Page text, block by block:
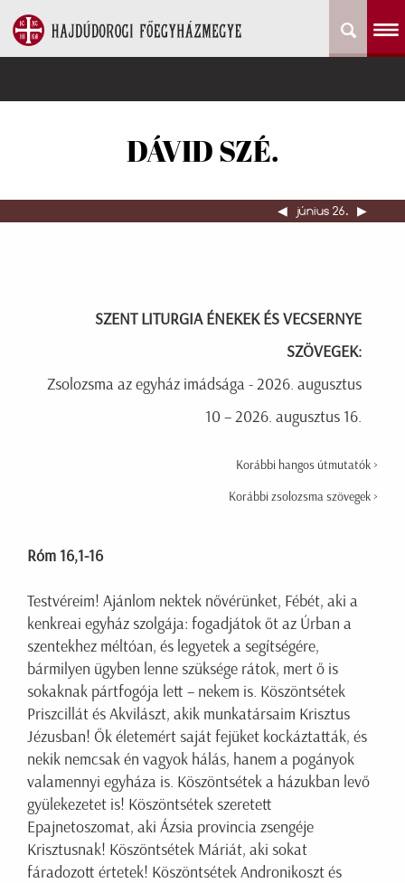
DÁVID SZÉ.
◀︎ június 26. ▶︎
SZENT LITURGIA ÉNEKEK ÉS VECSERNYE
SZÖVEGEK:
Zsolozsma az egyház imádsága - 2026. augusztus
10 – 2026. augusztus 16.
Korábbi hangos útmutatók >
Korábbi zsolozsma szövegek >
Róm 16,1-16
Testvéreim! Ajánlom nektek nővérünket, Fébét, aki a
kenkreai egyház szolgája: fogadjátok őt az Úrban a
szentekhez méltóan, és legyetek a segítségére,
bármilyen ügyben lenne szüksége rátok, mert ő is
sokaknak pártfogója lett – nekem is. Köszöntsétek
Priszcillát és Akvilászt, akik munkatársaim Krisztus
Jézusban! Ők életemért saját fejüket kockáztatták, és
nekik nemcsak én vagyok hálás, hanem a pogányok
valamennyi egyháza is. Köszöntsétek a házukban levő
gyülekezetet is! Köszöntsétek szeretett
Epajnetoszomat, aki Ázsia provincia zsengéje
Krisztusnak! Köszöntsétek Máriát, aki sokat
fáradozott értetek! Köszöntsétek Andronikoszt és